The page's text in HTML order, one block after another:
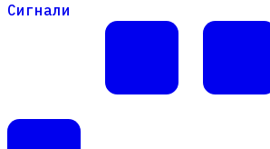
Сигнали